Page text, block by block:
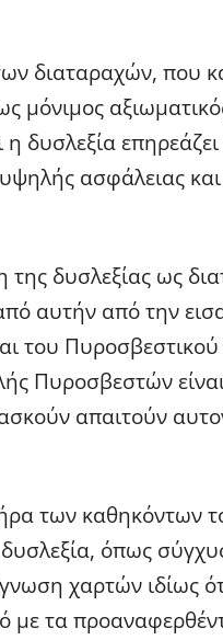
διαταραχών, που
μόνιμος
η δυσλεξία
ασφάλειας και
της δυσλεξίας ως
αυτήν από την
του
Πυροσβεστών είναι
απαιτούν
των καθηκόντων
όπως
χαρτών ιδίως
με τα